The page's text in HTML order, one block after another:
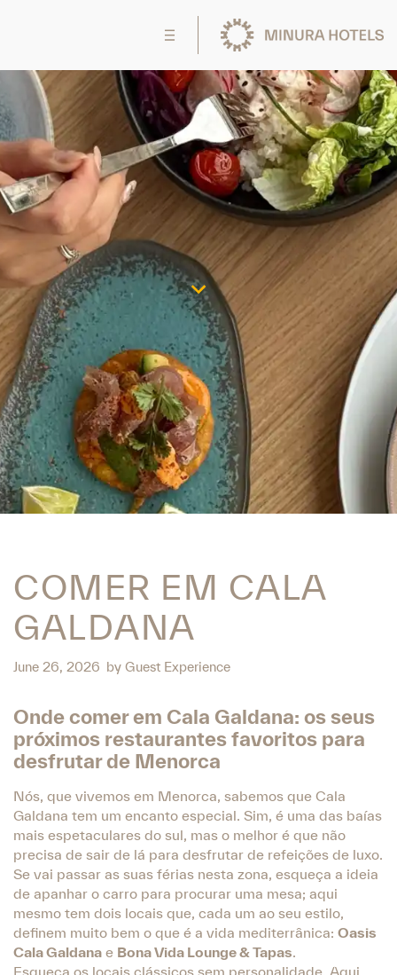
COMER EM CALA
GALDANA
June 26, 2026 by Guest Experience
Onde comer em Cala Galdana: os seus
próximos restaurantes favoritos para
desfrutar de Menorca
Nós, que vivemos em Menorca, sabemos que Cala
Galdana tem um encanto especial. Sim, é uma das baías
mais espetaculares do sul, mas o melhor é que não
precisa de sair de lá para desfrutar de refeições de luxo.
Se vai passar as suas férias nesta zona, esqueça a ideia
de apanhar o carro para procurar uma mesa; aqui
mesmo tem dois locais que, cada um ao seu estilo,
definem muito bem o que é a vida mediterrânica: Oasis
Cala Galdana e Bona Vida Lounge & Tapas.
Esqueça os locais clássicos sem personalidade. Aqui